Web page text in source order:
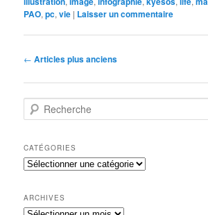
PAO,pc,vie | Laisser un commentaire
Navigation
articles
← Articles plus anciens
e
h
e
r
h
e
CATÉGORIES
Catégories
ARCHIVES
Archives